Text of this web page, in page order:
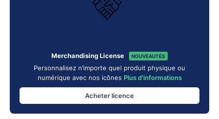
Merchandising License NOUVEAUTÉS
Personnalisez n’importe quel produit physique ou
numérique avec nos icônes Plus d'informations
Acheter licence